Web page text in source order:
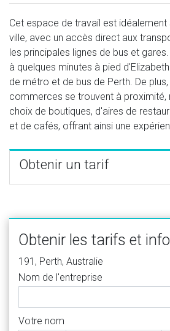
Cet espace de travail est
ville, avec un accès direct aux
les principales lignes de bus et
à quelques minutes à pied
de métro et de bus de Perth. De
commerces se trouvent à proximité,
choix de boutiques, d'aires de
et de cafés, offrant ainsi une
Obtenir un tarif
Obtenir les tarifs et
191, Perth, Australie
Nom de l'entreprise
Votre nom